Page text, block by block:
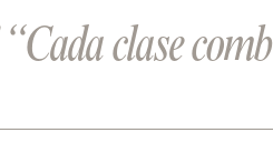
“Cada clase